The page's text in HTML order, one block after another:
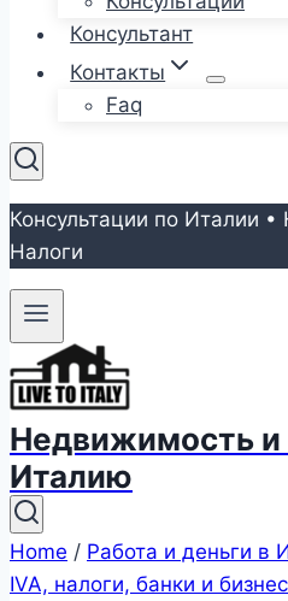
Консультант
Контакты
Faq
Консультации по Италии
Налоги
Недвижимость
Италию
Home / Работа и деньги в
IVA, налоги, банки и